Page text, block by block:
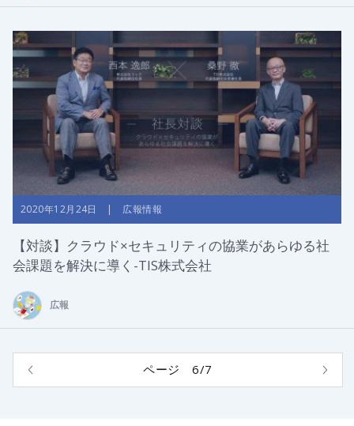
2020年12月24日 | 広報情報
【対談】クラウド×セキュリティの協業があらゆる社
会課題を解決に導く-TIS株式会社
広報
ページ 6/7